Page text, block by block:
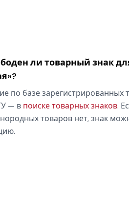
ли товарный знак
по базе зарегистрированных
— в поиске товарных знаков.
товаров нет, знак